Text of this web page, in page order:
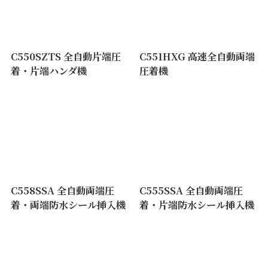
C550SZTS 全自動片端圧
着・片端ハンダ機
C551HXG 高速全自動両端
圧着機
C558SSA 全自動両端圧
着・両端防水シール挿入機
C555SSA 全自動両端圧
着・片端防水シール挿入機